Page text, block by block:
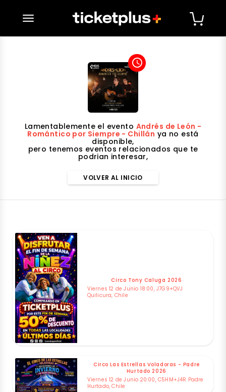
desplegar navegación
access_time
Lamentablemente el evento Andrés de León -
Romántico por Siempre - Chillán ya no está
disponible,
pero tenemos eventos relacionados que te
podrian interesar,
VOLVER AL INICIO
Circo Tony Caluga 2026
Viernes 12 de Junio 18:00, J7G9+QVJ
Quilicura, Chile
Circo Las Estrellas Voladoras - Padre
Hurtado 2026
Viernes 12 de Junio 20:00, C5HM+J4R Padre
Hurtado, Chile